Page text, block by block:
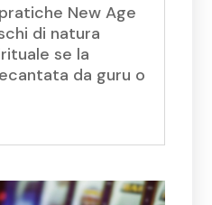
New Age
di natura
se la
da guru o